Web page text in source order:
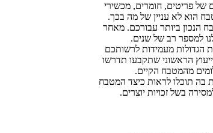
של פריטים, חומרים, מכשירי
הוא לא עניין של מה בכך.
הנכון ביותר עבורכם. מאחר
למספר רב של שנים.
הגדולות מעמידות לרשותכם
הראשוני שתקבעו תדרשו
מהמטבח הקיים.
תוכלו לראות כיצד המטבח
בשל זכויות יוצרים.